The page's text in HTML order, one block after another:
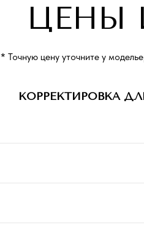
ЦЕНЫ
* Точную цену уточните у
КОРРЕКТИРОВКА